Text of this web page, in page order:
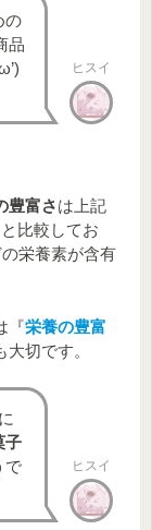
15㎎
1.6㎎
2.4㎍
の
品
ヒスイ
豊富さは上記
比較してお
栄養素が含有
『栄養の豊富
大切です。
子
で
ヒスイ